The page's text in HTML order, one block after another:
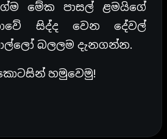
මේක පාසල් ළමයිගේ
සිද්ද වෙන දේවල්
බලලම දැනගන්න.
හමුවෙමු!